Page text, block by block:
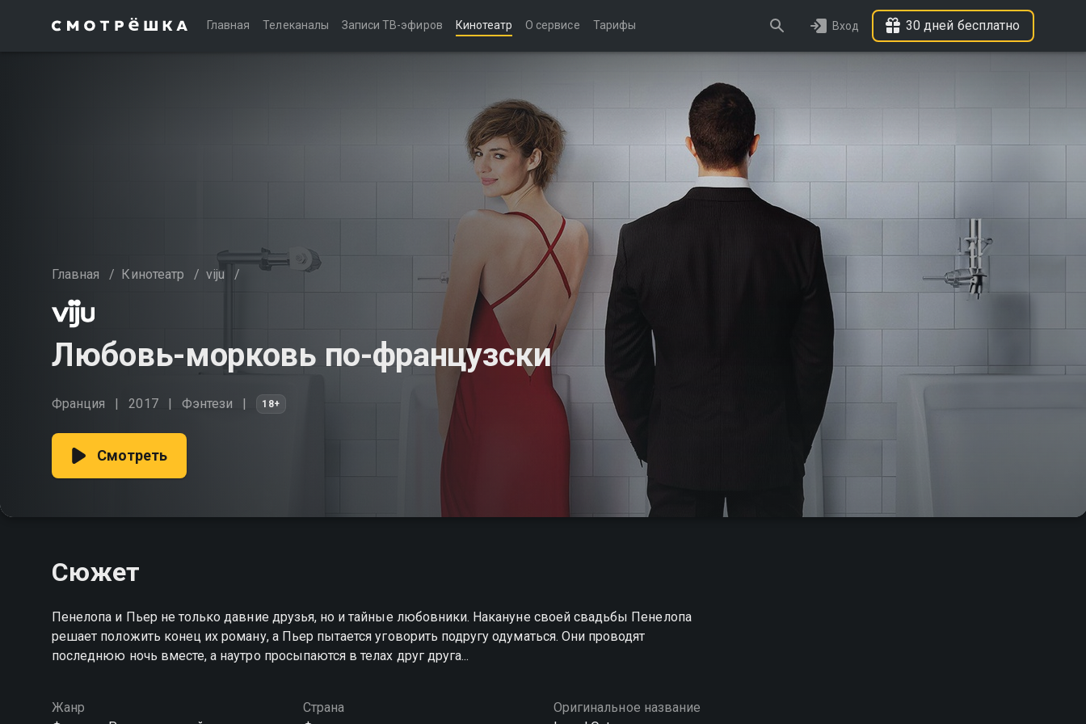
Главная Телеканалы Записи ТВ-эфиров Кинотеатр О сервисе Тарифы Вход 30 дней бесплатно
Главная / Кинотеатр / viju /
Любовь-морковь по-французски
Франция 2017 Фэнтези 18+
Смотреть
Сюжет
Пенелопа и Пьер не только давние друзья, но и тайные любовники. Накануне своей свадьбы Пенелопа
решает положить конец их роману, а Пьер пытается уговорить подругу одуматься. Они проводят
последнюю ночь вместе, а наутро просыпаются в телах друг друга...
Жанр
Страна
Оригинальное название